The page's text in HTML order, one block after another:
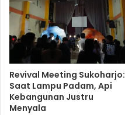
Revival Meeting Sukoharjo:
Saat Lampu Padam, Api
Kebangunan Justru
Menyala